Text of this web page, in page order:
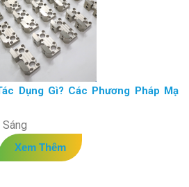
Dụng Gì? Các Phương Pháp Mạ
Xem Thêm